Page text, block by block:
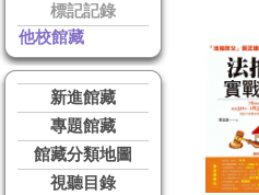
標記記錄
他校館藏
新進館藏
專題館藏
館藏分類地圖
視聽目錄